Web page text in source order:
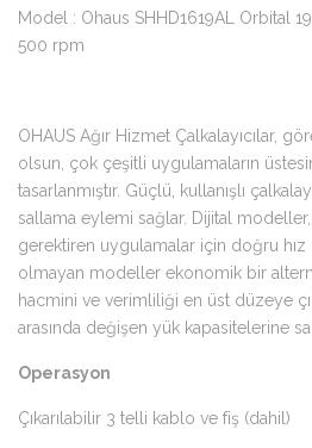
Model : Ohaus SHHD1619AL Orbital
500 rpm
OHAUS Ağır Hizmet Çalkalayıcılar,
olsun, çok çeşitli uygulamaların
tasarlanmıştır. Güçlü, kullanışlı
sallama eylemi sağlar. Dijital
gerektiren uygulamalar için doğru hız
olmayan modeller ekonomik bir
hacmini ve verimliliği en üst düzeye
arasında değişen yük kapasitelerine
Operasyon
Çıkarılabilir 3 telli kablo ve fiş (dahil)